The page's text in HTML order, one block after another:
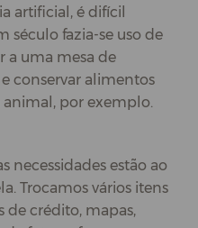
artificial, é difícil
século fazia-se uso de
a uma mesa de
conservar alimentos
animal, por exemplo.
necessidades estão ao
Trocamos vários itens
de crédito, mapas,